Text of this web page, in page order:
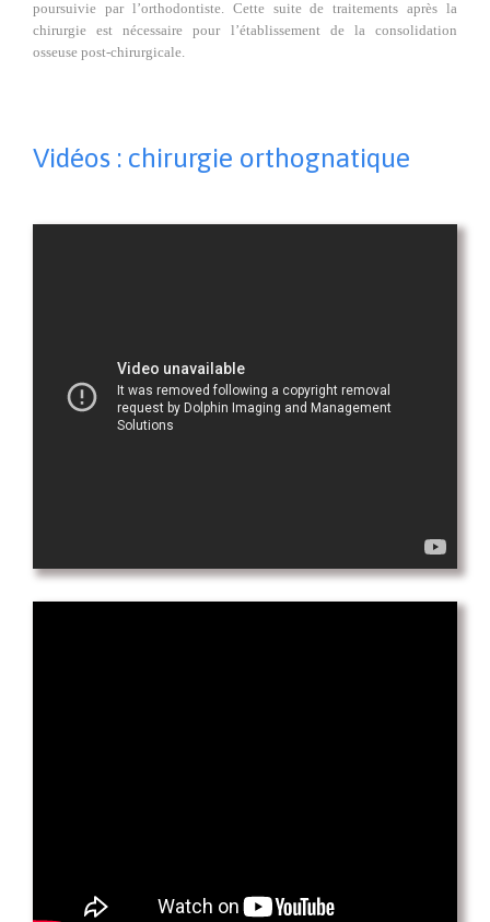
poursuivie par l’orthodontiste. Cette suite de traitements après la
chirurgie est nécessaire pour l’établissement de la consolidation
osseuse post-chirurgicale.
Vidéos : chirurgie orthognatique